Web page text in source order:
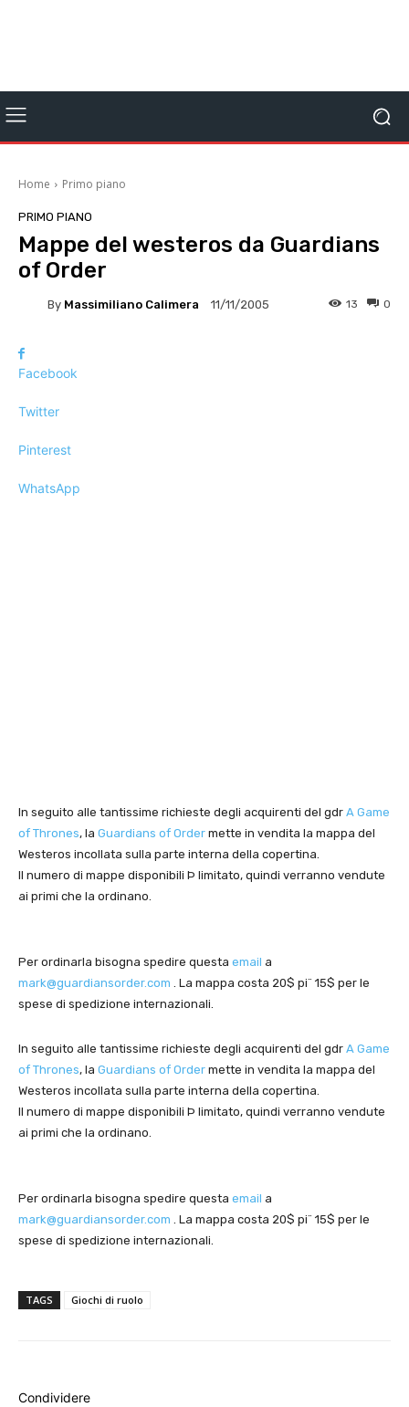
Home Primo piano
PRIMO PIANO
Mappe del westeros da Guardians
of Order
By Massimiliano Calimera 11/11/2005 0
13
Facebook
Twitter
Pinterest
WhatsApp
In seguito alle tantissime richieste degli acquirenti del gdr A Game
of Thrones, la Guardians of Order mette in vendita la mappa del
Westeros incollata sulla parte interna della copertina.
Il numero di mappe disponibili Þ limitato, quindi verranno vendute
ai primi che la ordinano.
Per ordinarla bisogna spedire questa email a
mark@guardiansorder.com . La mappa costa 20$ pi¨ 15$ per le
spese di spedizione internazionali.
In seguito alle tantissime richieste degli acquirenti del gdr A Game
of Thrones, la Guardians of Order mette in vendita la mappa del
Westeros incollata sulla parte interna della copertina.
Il numero di mappe disponibili Þ limitato, quindi verranno vendute
ai primi che la ordinano.
Per ordinarla bisogna spedire questa email a
mark@guardiansorder.com . La mappa costa 20$ pi¨ 15$ per le
spese di spedizione internazionali.
TAGS Giochi di ruolo
Condividere